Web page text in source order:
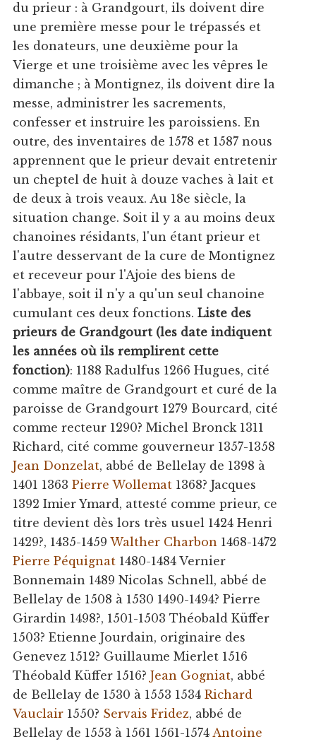
du prieur : à Grandgourt, ils doivent dire
une première messe pour le trépassés et
les donateurs, une deuxième pour la
Vierge et une troisième avec les vêpres le
dimanche ; à Montignez, ils doivent dire la
messe, administrer les sacrements,
confesser et instruire les paroissiens. En
outre, des inventaires de 1578 et 1587 nous
apprennent que le prieur devait entretenir
un cheptel de huit à douze vaches à lait et
de deux à trois veaux. Au 18e siècle, la
situation change. Soit il y a au moins deux
chanoines résidants, l'un étant prieur et
l'autre desservant de la cure de Montignez
et receveur pour l'Ajoie des biens de
l'abbaye, soit il n'y a qu'un seul chanoine
cumulant ces deux fonctions. Liste des
prieurs de Grandgourt (les date indiquent
les années où ils remplirent cette
fonction): 1188 Radulfus 1266 Hugues, cité
comme maître de Grandgourt et curé de la
paroisse de Grandgourt 1279 Bourcard, cité
comme recteur 1290? Michel Bronck 1311
Richard, cité comme gouverneur 1357-1358
Jean Donzelat, abbé de Bellelay de 1398 à
1401 1363 Pierre Wollemat1368? Jacques
1392 Imier Ymard, attesté comme prieur, ce
titre devient dès lors très usuel 1424 Henri
1429?, 1435-1459 Walther Charbon 1468-1472
Pierre Péquignat1480-1484 Vernier
Bonnemain 1489 Nicolas Schnell, abbé de
Bellelay de 1508 à 1530 1490-1494? Pierre
Girardin 1498?, 1501-1503 Théobald Küffer
1503? Etienne Jourdain, originaire des
Genevez 1512? Guillaume Mierlet 1516
Théobald Küffer 1516? Jean Gogniat, abbé
de Bellelay de 1530 à 1553 1534 Richard
Vauclair1550? Servais Fridez, abbé de
Bellelay de 1553 à 1561 1561-1574 Antoine